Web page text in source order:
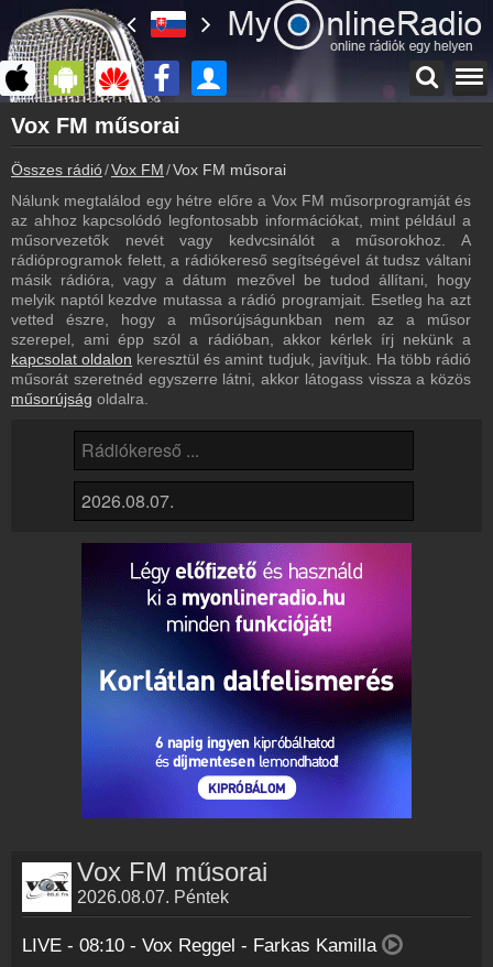
Főoldal
myonlineradio.hu
Vox FM
Vissza a Vox FM oldalára
Bejelentkezés
Hozz létre saját fiókot!
Kapcsolat
Írj nekünk!
Partnerek
Rádiós partnerek
Rádió beágyazás
Online rádió készítés
Készítés lépésről lépésre
Vox FM műsorai
Összes rádió Vox FM Vox FM műsorai
Nálunk megtalálod egy hétre előre a Vox FM műsorprogramját és
az ahhoz kapcsolódó legfontosabb információkat, mint például a
műsorvezetők nevét vagy kedvcsinálót a műsorokhoz. A
rádióprogramok felett, a rádiókereső segítségével át tudsz váltani
másik rádióra, vagy a dátum mezővel be tudod állítani, hogy
melyik naptól kezdve mutassa a rádió programjait. Esetleg ha azt
vetted észre, hogy a műsorújságunkban nem az a műsor
szerepel, ami épp szól a rádióban, akkor kérlek írj nekünk a
kapcsolat oldalon keresztül és amint tudjuk, javítjuk. Ha több rádió
műsorát szeretnéd egyszerre látni, akkor látogass vissza a közös
műsorújság oldalra.
Vox FM műsorai
2026.08.07. Péntek
LIVE - 08:10 - Vox Reggel - Farkas Kamilla